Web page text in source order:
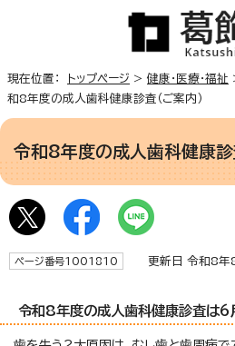
現在位置： トップページ > 健康・医療・福祉
和8年度の成人歯科健康診査（ご案内）
令和8年度の成人歯科健康診
ページ番号1001810 更新日 令和8年
令和8年度の成人歯科健康診査は6